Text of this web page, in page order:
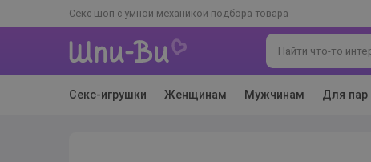
Секс-шоп с умной механикой подбора товара
Секс-игрушки Женщинам Мужчинам Для пар